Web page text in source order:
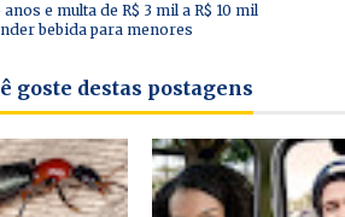
e multa de R$ 3 mil a R$ 10 mil
bebida para menores
goste destas postagens